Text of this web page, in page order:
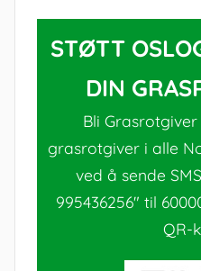
STØTT
DIN
Bli
grasrotgiver i alle
ved å sende
995436256" til
QR-